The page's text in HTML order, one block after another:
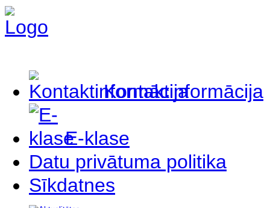
Kontaktinformācija
E-klase
Datu privātuma politika
Sīkdatnes